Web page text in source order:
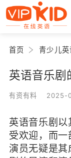
首页 青少儿英
英语音乐剧
有资有料 2025-
英语音乐剧
受欢迎，而
演员无疑是